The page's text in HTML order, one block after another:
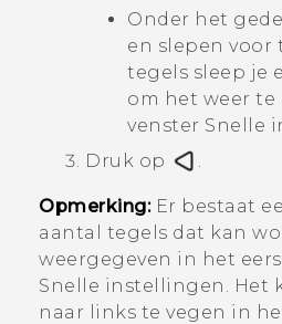
Onder het
en slepen voor
tegels sleep je
om het weer te
venster Snelle
Druk op
.
Opmerking:Er bestaat
aantal tegels dat kan
weergegeven in het
Snelle instellingen . Het
naar links te vegen in